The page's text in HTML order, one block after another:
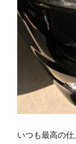
いつも最高の